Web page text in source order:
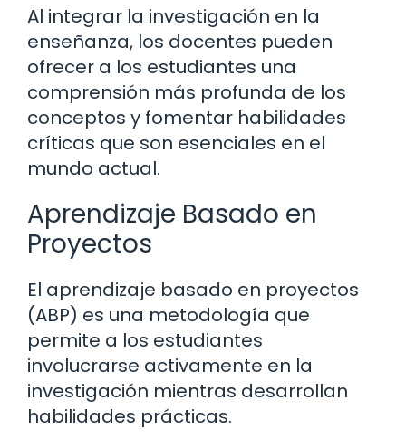
Al integrar la investigación en la
enseñanza, los docentes pueden
ofrecer a los estudiantes una
comprensión más profunda de los
conceptos y fomentar habilidades
críticas que son esenciales en el
mundo actual.
Aprendizaje Basado en
Proyectos
El aprendizaje basado en proyectos
(ABP) es una metodología que
permite a los estudiantes
involucrarse activamente en la
investigación mientras desarrollan
habilidades prácticas.